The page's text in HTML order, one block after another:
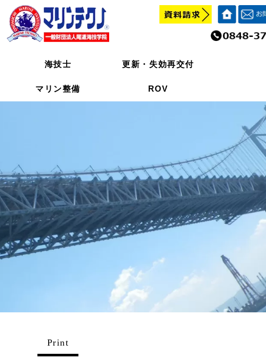
海技士 更新・失効再交付
マリン整備 ROV
海技士 更新・失効再交付
マリン整備 ROV
Print